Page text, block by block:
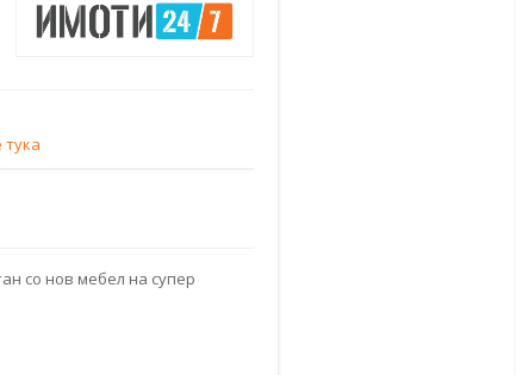
тука
со нов мебел на супер